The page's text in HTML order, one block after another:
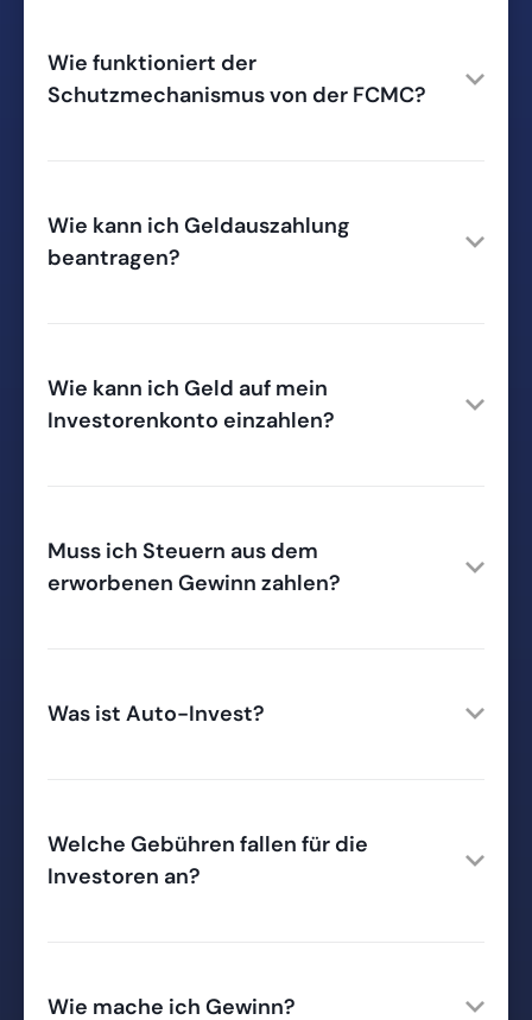
Wie funktioniert der
Schutzmechanismus von der FCMC?
Wie kann ich Geldauszahlung
beantragen?
Wie kann ich Geld auf mein
Investorenkonto einzahlen?
Muss ich Steuern aus dem
erworbenen Gewinn zahlen?
Was ist Auto-Invest?
Welche Gebühren fallen für die
Investoren an?
Wie mache ich Gewinn?